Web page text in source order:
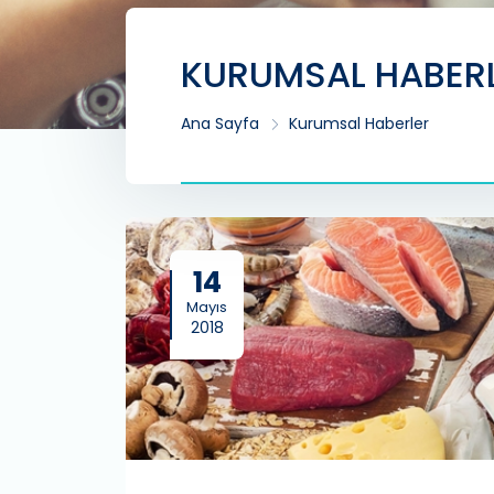
KURUMSAL
Ana Sayfa Kurumsal Haberler
14
Mayıs
2018